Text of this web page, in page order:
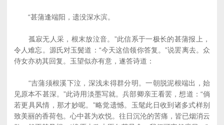
“甚蒲逢端阳，遗没深水滨。
孤寂无人采，根末放泣音。”此信系于一极长的甚蒲报上，
令人难忘。源氏对玉鬓道：“今天这信领你答复。”说罢离去。众
侍女亦劝其回复。玉望似亦有意，遂答诗道：
“吉蒲须根溪下泣，深浅未得群分明。一朝脱泥根端出，始
见原本不甚深。”此诗用淡墨写就。兵部卿亲王看罢，想道：“倘
若更具风情，那才妙呢。”略觉遗憾。玉髦此日收到诸多式样别
致美丽的香荷包。心中甚为欢悦。往日沉沦的苦痛，皆已烟消云